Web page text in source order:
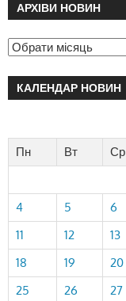
АРХІВИ НОВИН
КАЛЕНДАР НОВИН
Пн
Вт Ср
4
5 6
11
12 13
18
19 20
25
26 27